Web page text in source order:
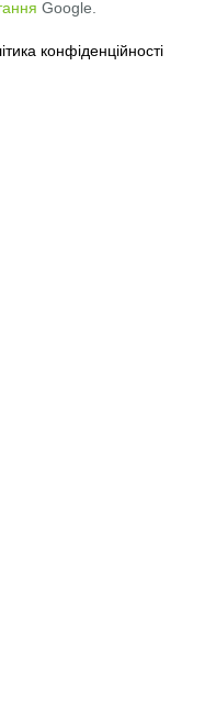
Google.
конфіденційності